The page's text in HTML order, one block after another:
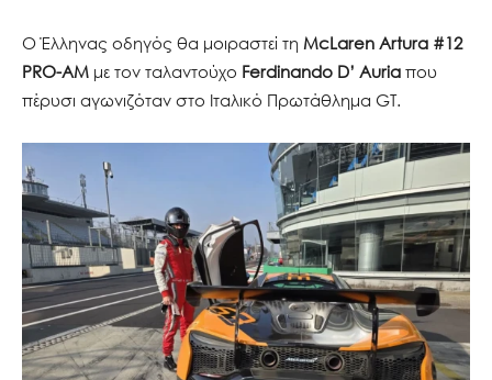
Ο Έλληνας οδηγός θα μοιραστεί τη McLaren Artura #12
PRO-AM με τον ταλαντούχο Ferdinando D’ Auria που
πέρυσι αγωνιζόταν στο Ιταλικό Πρωτάθλημα GT.